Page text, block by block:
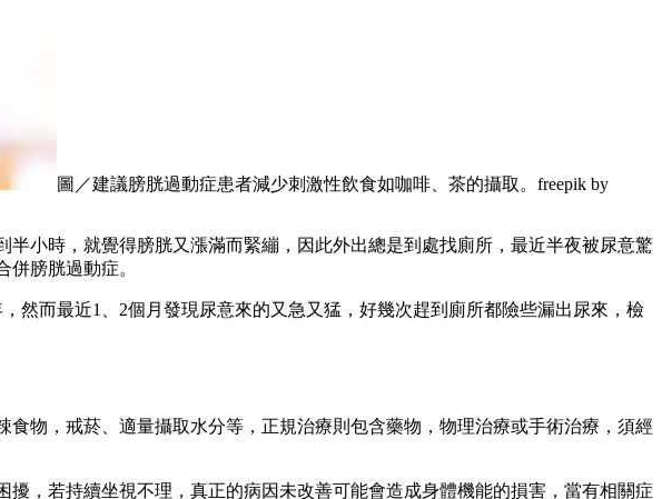
圖／建議膀胱過動症患者減少刺激性飲食如咖啡、茶的攝取。freepik by
小時，就覺得膀胱又漲滿而緊繃，因此外出總是到處找廁所，最近半夜被尿意驚
膀胱過動症。
然而最近1、2個月發現尿意來的又急又猛，好幾次趕到廁所都險些漏出尿來，檢
物，戒菸、適量攝取水分等，正規治療則包含藥物，物理治療或手術治療，須經
，若持續坐視不理，真正的病因未改善可能會造成身體機能的損害，當有相關症